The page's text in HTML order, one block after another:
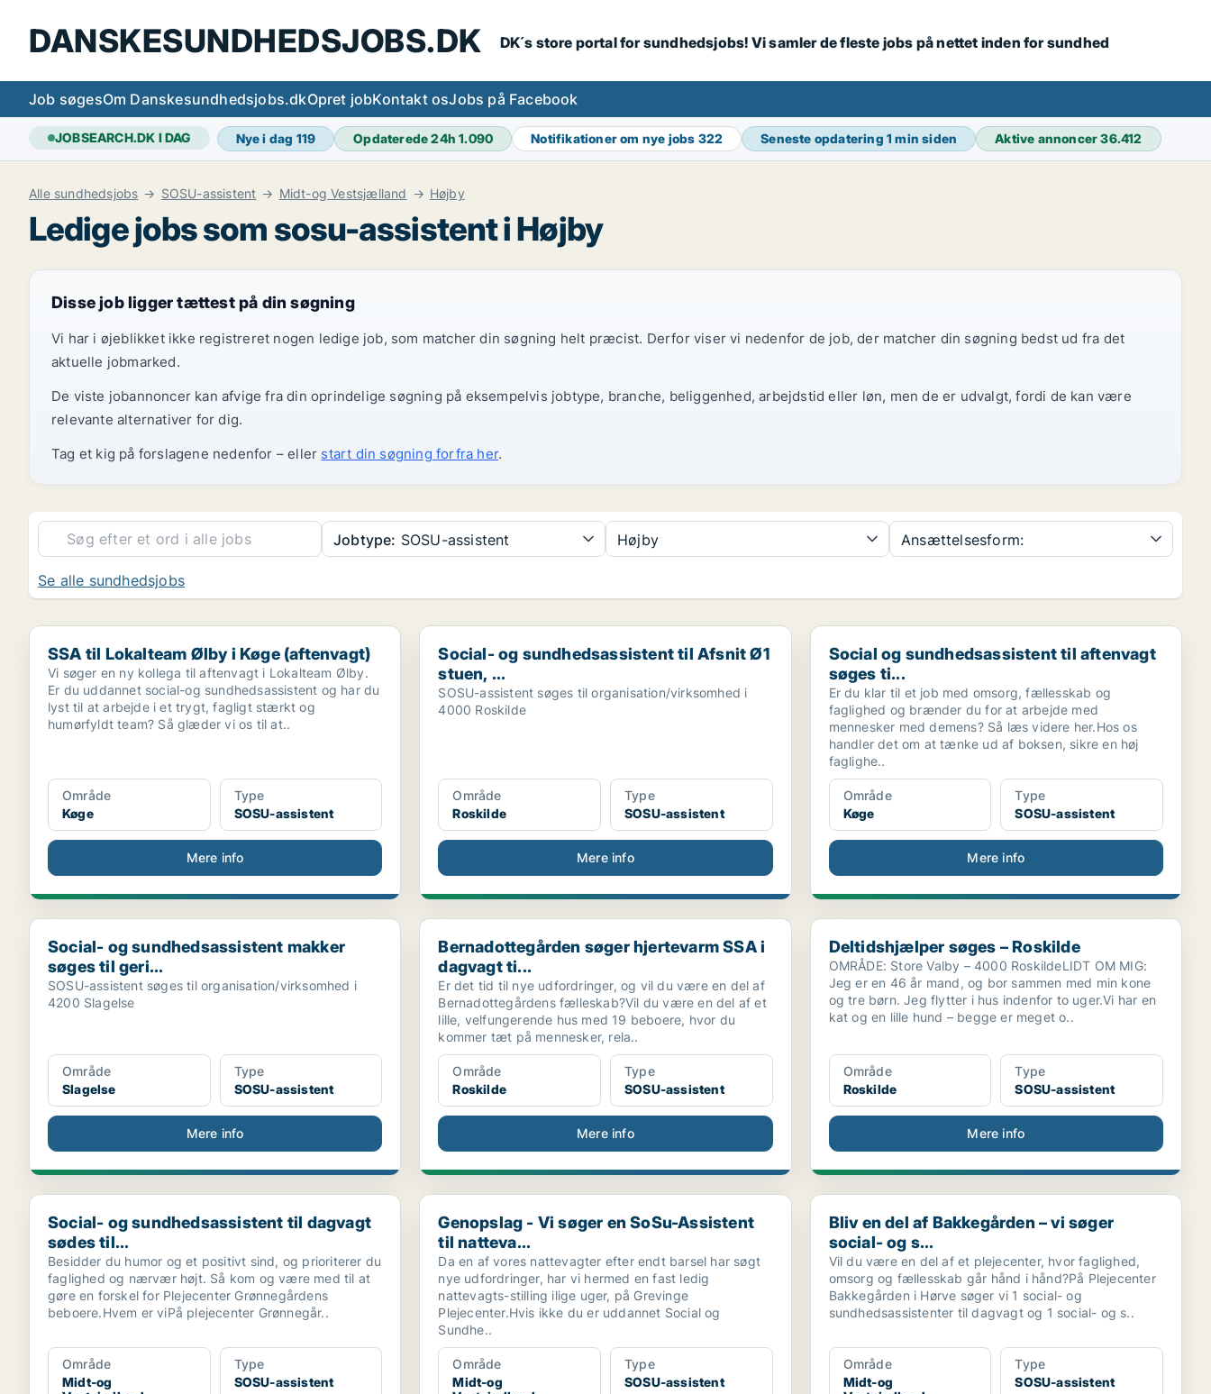
DANSKESUNDHEDSJOBS.DK DK´s store portal for sundhedsjobs! Vi samler de fleste jobs på nettet inden for sundhed
Job søgesOm Danskesundhedsjobs.dkOpret jobKontakt osJobs på Facebook
JOBSEARCH.DK I DAG Nye i dag 119 Opdaterede 24h1.090 Notifikationer om nye jobs 322 Seneste opdatering1 min siden Aktive annoncer36.412
Alle sundhedsjobs SOSU-assistent Midt-og Vestsjælland Højby
Ledige jobs som sosu-assistent i Højby
Disse job ligger tættest på din søgning
Vi har i øjeblikket ikke registreret nogen ledige job, som matcher din søgning helt præcist. Derfor viser vi nedenfor de job, der matcher din søgning bedst ud fra det
aktuelle jobmarked.
De viste jobannoncer kan afvige fra din oprindelige søgning på eksempelvis jobtype, branche, beliggenhed, arbejdstid eller løn, men de er udvalgt, fordi de kan være
relevante alternativer for dig.
Tag et kig på forslagene nedenfor – eller start din søgning forfra her.
Jobtype: SOSU-assistent Højby Ansættelsesform:
Se alle sundhedsjobs
SSA til Lokalteam Ølby i Køge (aftenvagt)
SSA til Lokalteam Ølby i Køge (aftenvagt)
Vi søger en ny kollega til aftenvagt i Lokalteam Ølby.
Er du uddannet social-og sundhedsassistent og har du
lyst til at arbejde i et trygt, fagligt stærkt og
humørfyldt team? Så glæder vi os til at..
Område
Køge
Type
SOSU-assistent
Mere info
Social- og sundhedsassistent til Afsnit Ø1 stuen, ...
Social- og sundhedsassistent til Afsnit Ø1
stuen, ...
SOSU-assistent søges til organisation/virksomhed i
4000 Roskilde
Område
Roskilde
Type
SOSU-assistent
Mere info
Social og sundhedsassistent til aftenvagt søges ti...
Social og sundhedsassistent til aftenvagt
søges ti...
Er du klar til et job med omsorg, fællesskab og
faglighed og brænder du for at arbejde med
mennesker med demens? Så læs videre her.Hos os
handler det om at tænke ud af boksen, sikre en høj
faglighe..
Område
Køge
Type
SOSU-assistent
Mere info
Social- og sundhedsassistent makker søges til geri...
Social- og sundhedsassistent makker
søges til geri...
SOSU-assistent søges til organisation/virksomhed i
4200 Slagelse
Område
Slagelse
Type
SOSU-assistent
Mere info
Bernadottegården søger hjertevarm SSA i dagvagt ti...
Bernadottegården søger hjertevarm SSA i
dagvagt ti...
Er det tid til nye udfordringer, og vil du være en del af
Bernadottegårdens fælleskab?Vil du være en del af et
lille, velfungerende hus med 19 beboere, hvor du
kommer tæt på mennesker, rela..
Område
Roskilde
Type
SOSU-assistent
Mere info
Deltidshjælper søges – Roskilde
Deltidshjælper søges – Roskilde
OMRÅDE: Store Valby – 4000 RoskildeLIDT OM MIG:
Jeg er en 46 år mand, og bor sammen med min kone
og tre børn. Jeg flytter i hus indenfor to uger.Vi har en
kat og en lille hund – begge er meget o..
Område
Roskilde
Type
SOSU-assistent
Mere info
Social- og sundhedsassistent til dagvagt sødes til...
Social- og sundhedsassistent til dagvagt
sødes til...
Besidder du humor og et positivt sind, og prioriterer du
faglighed og nærvær højt. Så kom og være med til at
gøre en forskel for Plejecenter Grønnegårdens
beboere.Hvem er viPå plejecenter Grønnegår..
Område
Midt-og
Type
SOSU-assistent
Genopslag - Vi søger en SoSu-Assistent til natteva...
Genopslag - Vi søger en SoSu-Assistent
til natteva...
Da en af vores nattevagter efter endt barsel har søgt
nye udfordringer, har vi hermed en fast ledig
nattevagts-stilling ilige uger, på Grevinge
Plejecenter.Hvis ikke du er uddannet Social og
Sundhe..
Område
Midt-og
Type
SOSU-assistent
Bliv en del af Bakkegården – vi søger social- og s...
Bliv en del af Bakkegården – vi søger
social- og s...
Vil du være en del af et plejecenter, hvor faglighed,
omsorg og fællesskab går hånd i hånd?På Plejecenter
Bakkegården i Hørve søger vi 1 social- og
sundhedsassistenter til dagvagt og 1 social- og s..
Område
Midt-og
Type
SOSU-assistent